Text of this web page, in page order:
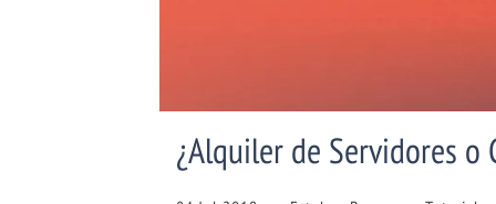
¿Alquiler de Servidores o